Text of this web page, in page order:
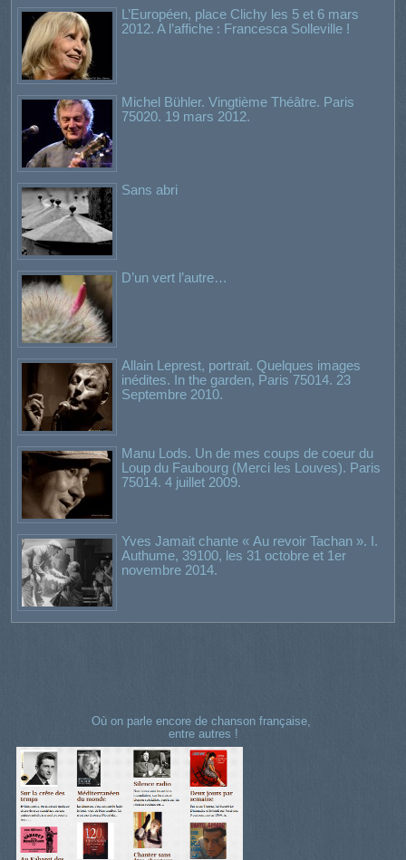
L’Européen, place Clichy les 5 et 6 mars
2012. A l’affiche : Francesca Solleville !
Michel Bühler. Vingtième Théâtre. Paris
75020. 19 mars 2012.
Sans abri
D’un vert l’autre…
Allain Leprest, portrait. Quelques images
inédites. In the garden, Paris 75014. 23
Septembre 2010.
Manu Lods. Un de mes coups de coeur du
Loup du Faubourg (Merci les Louves). Paris
75014. 4 juillet 2009.
Yves Jamait chante « Au revoir Tachan ». I.
Authume, 39100, les 31 octobre et 1er
novembre 2014.
Où on parle encore de chanson française,
entre autres !